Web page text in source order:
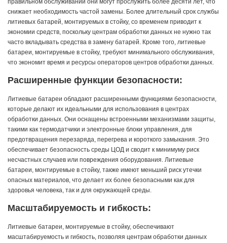
правильном обслуживании они могут прослужить более десяти лет, что
снижает необходимость частой замены. Более длительный срок службы
литиевых батарей, монтируемых в стойку, со временем приводит к
экономии средств, поскольку центрам обработки данных не нужно так
часто вкладывать средства в замену батарей. Кроме того, литиевые
батареи, монтируемые в стойку, требуют минимального обслуживания,
что экономит время и ресурсы операторов центров обработки данных.
Расширенные функции безопасности:
Литиевые батареи обладают расширенными функциями безопасности,
которые делают их идеальными для использования в центрах
обработки данных. Они оснащены встроенными механизмами защиты,
такими как термодатчики и электронные блоки управления, для
предотвращения перезаряда, перегрева и короткого замыкания. Это
обеспечивает безопасность среды ЦОД и сводит к минимуму риск
несчастных случаев или повреждения оборудования. Литиевые
батареи, монтируемые в стойку, также имеют меньший риск утечки
опасных материалов, что делает их более безопасными как для
здоровья человека, так и для окружающей среды.
Масштабируемость и гибкость:
Литиевые батареи, монтируемые в стойку, обеспечивают
масштабируемость и гибкость, позволяя центрам обработки данных